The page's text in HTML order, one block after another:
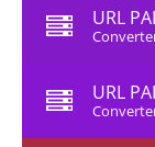
URL
URL